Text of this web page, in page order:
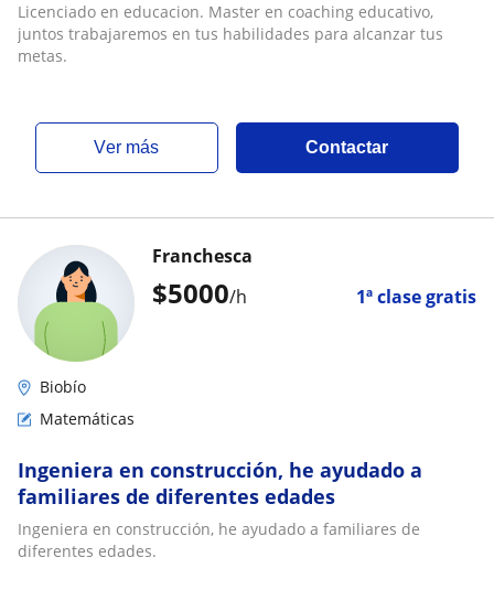
Licenciado en educacion. Master en coaching educativo,
juntos trabajaremos en tus habilidades para alcanzar tus
metas.
ver más Contactar
$5000/h 1ª clase gratis
Franchesca
Biobío
Matemáticas
Ingeniera en construcción, he ayudado a
familiares de diferentes edades
Ingeniera en construcción, he ayudado a familiares de
diferentes edades.